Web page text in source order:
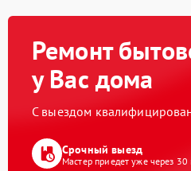
Ремонт
у Вас дома
С выездом
Срочный выезд
Мастер приедет уже через